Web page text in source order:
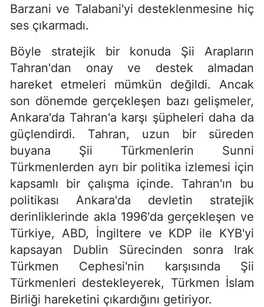
Barzani ve Talabani'yi desteklenmesine hiç
ses çıkarmadı.
Böyle stratejik bir konuda Şii Arapların
Tahran'dan onay ve destek almadan
hareket etmeleri mümkün değildi. Ancak
son dönemde gerçekleşen bazı gelişmeler,
Ankara'da Tahran'a karşı şüpheleri daha da
güçlendirdi. Tahran, uzun bir süreden
buyana Şii Türkmenlerin Sunni
Türkmenlerden ayrı bir politika izlemesi için
kapsamlı bir çalışma içinde. Tahran'ın bu
politikası Ankara'da devletin stratejik
derinliklerinde akla 1996'da gerçekleşen ve
Türkiye, ABD, İngiltere ve KDP ile KYB'yi
kapsayan Dublin Sürecinden sonra Irak
Türkmen Cephesi'nin karşısında Şii
Türkmenleri destekleyerek, Türkmen İslam
Birliği hareketini çıkardığını getiriyor.